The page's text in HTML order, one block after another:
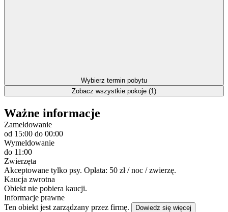
Wybierz termin pobytu
Zobacz wszystkie pokoje (1)
Ważne informacje
Zameldowanie
od 15:00 do 00:00
Wymeldowanie
do 11:00
Zwierzęta
Akceptowane tylko psy. Opłata: 50 zł / noc / zwierzę.
Kaucja zwrotna
Obiekt nie pobiera kaucji.
Informacje prawne
Ten obiekt jest zarządzany przez firmę.
Dowiedz się więcej